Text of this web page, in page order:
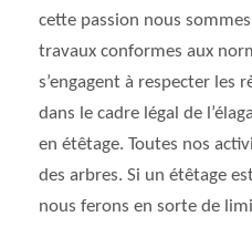
cette passion nous
travaux conformes aux
s’engagent à respecter les
dans le cadre légal de
en étêtage. Toutes nos
des arbres. Si un étêtage
nous ferons en sorte de